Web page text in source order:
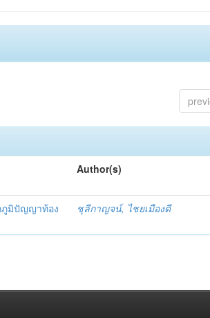
Author(s)
ภูมิปัญญาท้อง
ชุลีกาญจน์, ไชยเมืองดี